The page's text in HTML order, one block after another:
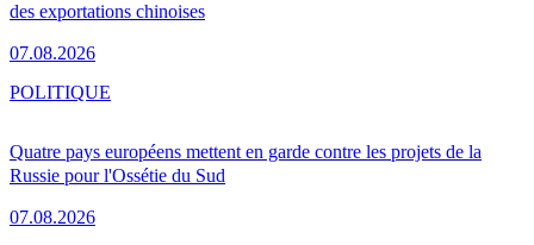
des exportations chinoises
07.08.2026
Quatre pays européens mettent en garde contre les projets de la
Russie pour l'Ossétie du Sud
07.08.2026
POLITIQUE